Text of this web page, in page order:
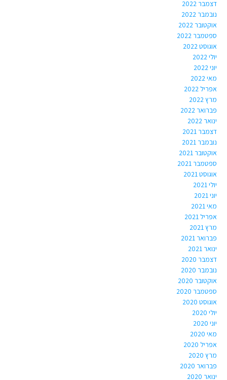
דצמבר 2022
נובמבר 2022
אוקטובר 2022
ספטמבר 2022
אוגוסט 2022
יולי 2022
יוני 2022
מאי 2022
אפריל 2022
מרץ 2022
פברואר 2022
ינואר 2022
דצמבר 2021
נובמבר 2021
אוקטובר 2021
ספטמבר 2021
אוגוסט 2021
יולי 2021
יוני 2021
מאי 2021
אפריל 2021
מרץ 2021
פברואר 2021
ינואר 2021
דצמבר 2020
נובמבר 2020
אוקטובר 2020
ספטמבר 2020
אוגוסט 2020
יולי 2020
יוני 2020
מאי 2020
אפריל 2020
מרץ 2020
פברואר 2020
ינואר 2020